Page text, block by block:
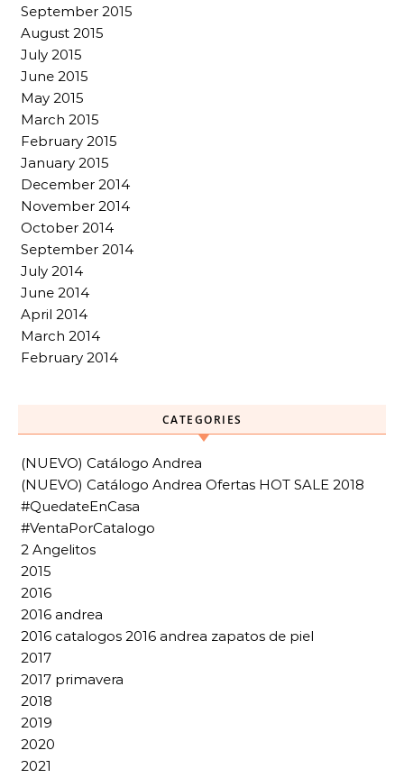
September 2015
August 2015
July 2015
June 2015
May 2015
March 2015
February 2015
January 2015
December 2014
November 2014
October 2014
September 2014
July 2014
June 2014
April 2014
March 2014
February 2014
CATEGORIES
(NUEVO) Catálogo Andrea
(NUEVO) Catálogo Andrea Ofertas HOT SALE 2018
#QuedateEnCasa
#VentaPorCatalogo
2 Angelitos
2015
2016
2016 andrea
2016 catalogos 2016 andrea zapatos de piel
2017
2017 primavera
2018
2019
2020
2021